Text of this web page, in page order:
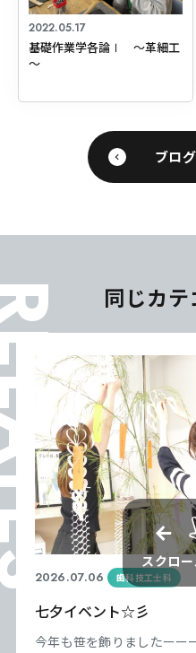
2022.05.17
基礎作業学各論Ⅰ ～革細工
～
ブロ
同じカ
2026.07.06 歯科技工士科
七夕イベント☆彡
今年も笹を飾りましたーー
スクロ